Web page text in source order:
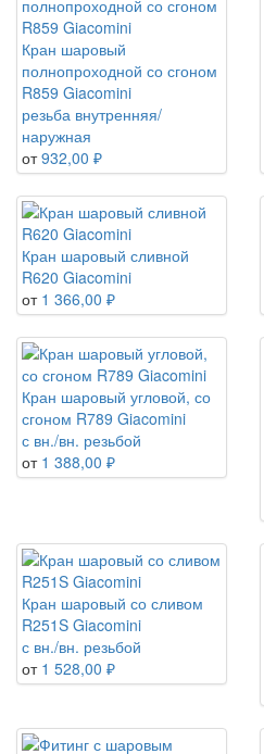
Кран шаровый
полнопроходной со сгоном
R859 Giacomini
резьба внутренняя/
наружная
от 932,00 ₽
Кран шаровый сливной
R620 Giacomini
от 1 366,00 ₽
Кран шаровый угловой, со
сгоном R789 Giacomini
с вн./вн. резьбой
от 1 388,00 ₽
Кран шаровый со сливом
R251S Giacomini
с вн./вн. резьбой
от 1 528,00 ₽